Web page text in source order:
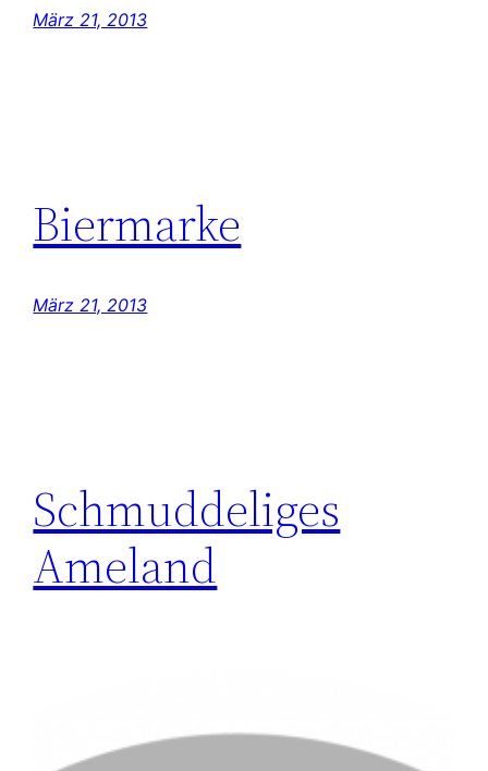
März 21, 2013
Biermarke
März 21, 2013
Schmuddeliges
Ameland